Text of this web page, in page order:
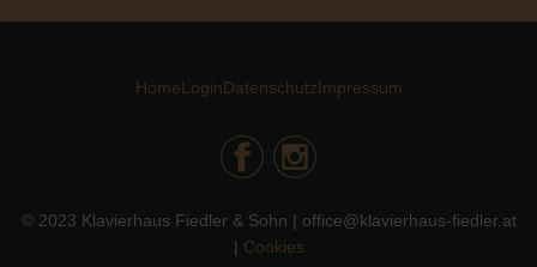
HomeLoginDatenschutzImpressum
© 2023 Klavierhaus Fiedler & Sohn | office@klavierhaus-fiedler.at
| Cookies